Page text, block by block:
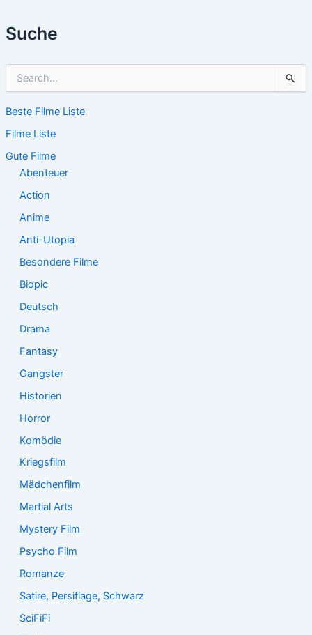
Suche
h
n
n
Beste Filme Liste
Filme Liste
Gute Filme
Abenteuer
Action
Anime
Anti-Utopia
Besondere Filme
Biopic
Deutsch
Drama
Fantasy
Gangster
Historien
Horror
Komödie
Kriegsfilm
Mädchenfilm
Martial Arts
Mystery Film
Psycho Film
Romanze
Satire, Persiflage, Schwarz
SciFiFi